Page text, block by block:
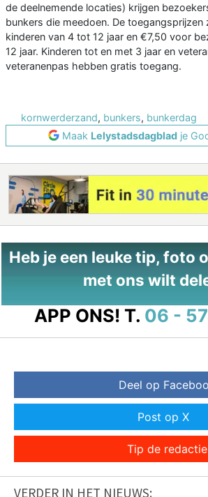
de deelnemende locaties) krijgen
bunkers die meedoen. De
kinderen van 4 tot 12 jaar en €7,50 voor
12 jaar. Kinderen tot en met 3 jaar en
veteranenpas hebben gratis toegang.
kornwerderzand, bunkers, bunkerdag
Maak Lelystadsdagbladje
Heb je een leuke tip, foto
met ons wilt
APP ONS! T. 06 -
Deel op
Post op X
Tip de redactie
VERDER IN HET NIEUWS: